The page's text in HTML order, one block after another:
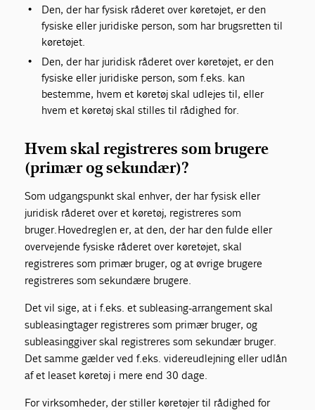
Den, der har fysisk råderet over køretøjet, er den
fysiske eller juridiske person, som har brugsretten til
køretøjet.
Den, der har juridisk råderet over køretøjet, er den
fysiske eller juridiske person, som f.eks. kan
bestemme, hvem et køretøj skal udlejes til, eller
hvem et køretøj skal stilles til rådighed for.
Hvem skal registreres som brugere
(primær og sekundær)?
Som udgangspunkt skal enhver, der har fysisk eller
juridisk råderet over et køretøj, registreres som
bruger. Hovedreglen er, at den, der har den fulde eller
overvejende fysiske råderet over køretøjet, skal
registreres som primær bruger, og at øvrige brugere
registreres som sekundære brugere.
Det vil sige, at i f.eks. et subleasing-arrangement skal
subleasingtager registreres som primær bruger, og
subleasinggiver skal registreres som sekundær bruger.
Det samme gælder ved f.eks. videreudlejning eller udlån
af et leaset køretøj i mere end 30 dage.
For virksomheder, der stiller køretøjer til rådighed for